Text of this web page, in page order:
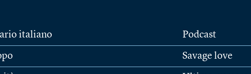
italiano Podcast
Savage love